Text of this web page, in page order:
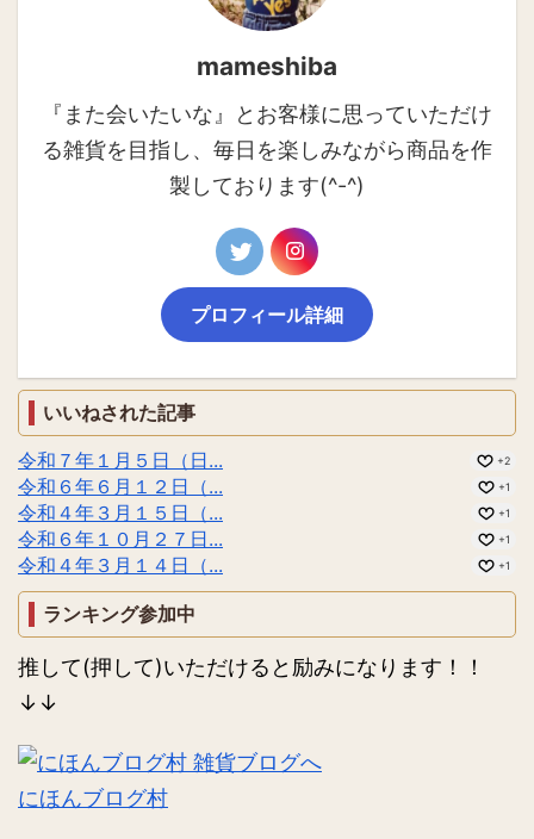
mameshiba
『また会いたいな』とお客様に思っていただけ
る雑貨を目指し、毎日を楽しみながら商品を作
製しております(^-^)
プロフィール詳細
いいねされた記事
令和７年１月５日（日...
+2
令和６年６月１２日（... +1
令和４年３月１５日（... +1
令和６年１０月２７日... +1
令和４年３月１４日（... +1
ランキング参加中
推して(押して)いただけると励みになります！！
↓↓
にほんブログ村